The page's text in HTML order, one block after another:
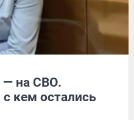
— на СВО.
кем остались